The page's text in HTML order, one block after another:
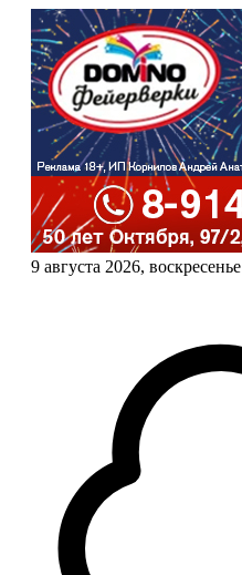
9 августа 2026, воскресенье